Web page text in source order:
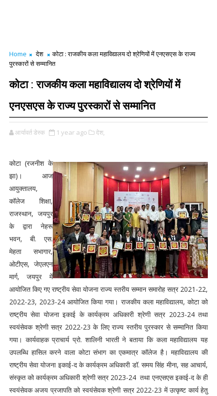
Home देश
कोटा : राजकीय कला महाविद्यालय दो श्रेणियों में एनएसएस के राज्य
पुरस्कारों से सम्मानित
कोटा : राजकीय कला महाविद्यालय दो श्रेणियों में
एनएसएस के राज्य पुरस्कारों से सम्मानित
आर्यावर्त डेस्क 1 year ago देश,
कोटा (रजनीश के
झा)। आज
आयुक्तालय,
कॉलेज शिक्षा,
राजस्थान, जयपुर
के द्वारा नेहरू
भवन, बी. एस.
मेहता सभागार,
ओटीएस, जेएलएन
मार्ग, जयपुर में
आयोजित किए गए राष्ट्रीय सेवा योजना राज्य स्तरीय सम्मान समारोह सत्र 2021-22,
2022-23, 2023-24 आयोजित किया गया। राजकीय कला महाविद्यालय, कोटा को
राष्ट्रीय सेवा योजना इकाई के कार्यक्रम अधिकारी श्रेणी सत्र 2023-24 तथा
स्वयंसेवक श्रेणी सत्र 2022-23 के लिए राज्य स्तरीय पुरस्कार से सम्मानित किया
गया। कार्यवाहक प्राचार्य प्रो. शालिनी भारती ने बताया कि कला महाविद्यालय यह
उपलब्धि हासिल करने वाला कोटा संभाग का एकमात्र कॉलेज है। महाविद्यालय की
राष्ट्रीय सेवा योजना इकाई-द के कार्यक्रम अधिकारी डॉ. समय सिंह मीना, सह आचार्य,
संस्कृत को कार्यक्रम अधिकारी श्रेणी सत्र 2023-24 तथा एनएसएस इकाई-द के ही
स्वयंसेवक अजय प्रजापति को स्वयंसेवक श्रेणी सत्र 2022-23 में उत्कृष्ट कार्य हेतु